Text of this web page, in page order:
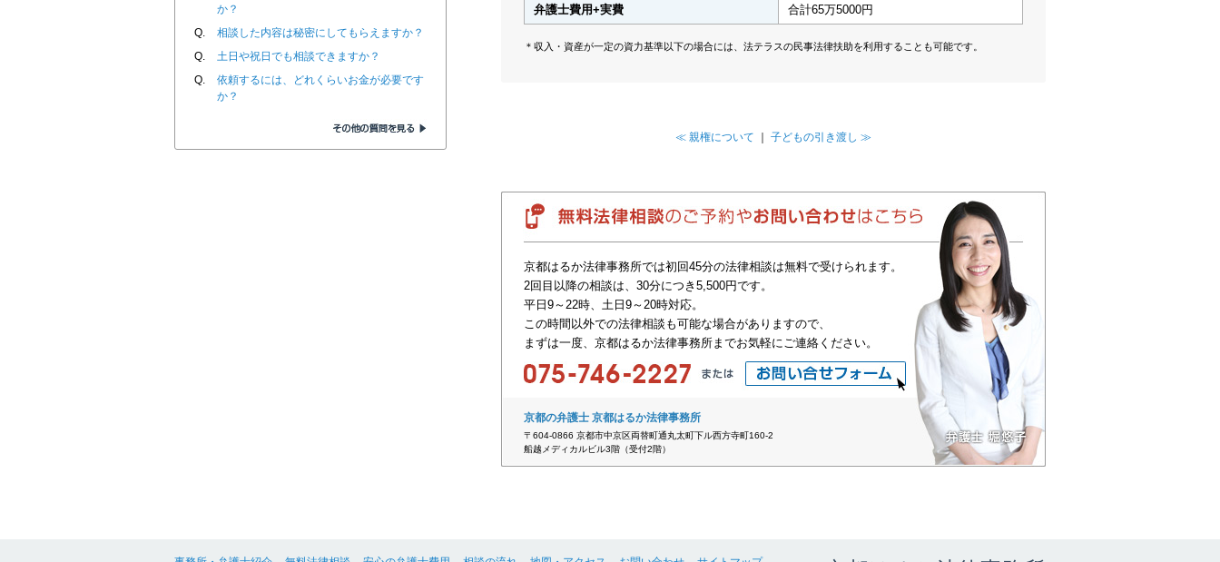
弁護士費用+実費 合計65万5000円
＊収入・資産が一定の資力基準以下の場合には、法テラスの民事法律扶助を利用することも可能です。
≪ 親権について 子どもの引き渡し ≫
京都はるか法律事務所では初回45分の法律相談は無料で受けられます。
2回目以降の相談は、30分につき5,500円です。
平日9～22時、土日9～20時対応。
この時間以外での法律相談も可能な場合がありますので、
まずは一度、京都はるか法律事務所までお気軽にご連絡ください。
京都の弁護士 京都はるか法律事務所
〒604-0866 京都市中京区両替町通丸太町下ル西方寺町160-2
船越メディカルビル3階（受付2階）
か？
Q.
相談した内容は秘密にしてもらえますか？
Q.
土日や祝日でも相談できますか？
Q.
依頼するには、どれくらいお金が必要です
か？